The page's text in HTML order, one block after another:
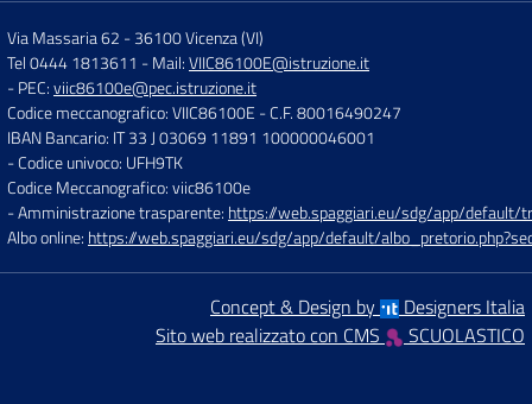
Via Massaria 62 -36100 Vicenza (VI)
Tel 0444 1813611 - Mail:VIIC86100E@istruzione.it
- PEC:viic86100e@pec.istruzione.it
Codice meccanografico: VIIC86100E - C.F. 80016490247
IBAN Bancario: IT 33 J 03069 11891 100000046001
- Codice univoco: UFH9TK
Codice Meccanografico: viic86100e
- Amministrazione trasparente: https://web.spaggiari.eu/sdg/app/default/
Albo online: https://web.spaggiari.eu/sdg/app/default/
Concept & Design by
Designers Italia
Sito web realizzato con CMS
SCUOLASTICO